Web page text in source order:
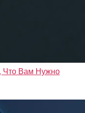
Что Вам Нужно